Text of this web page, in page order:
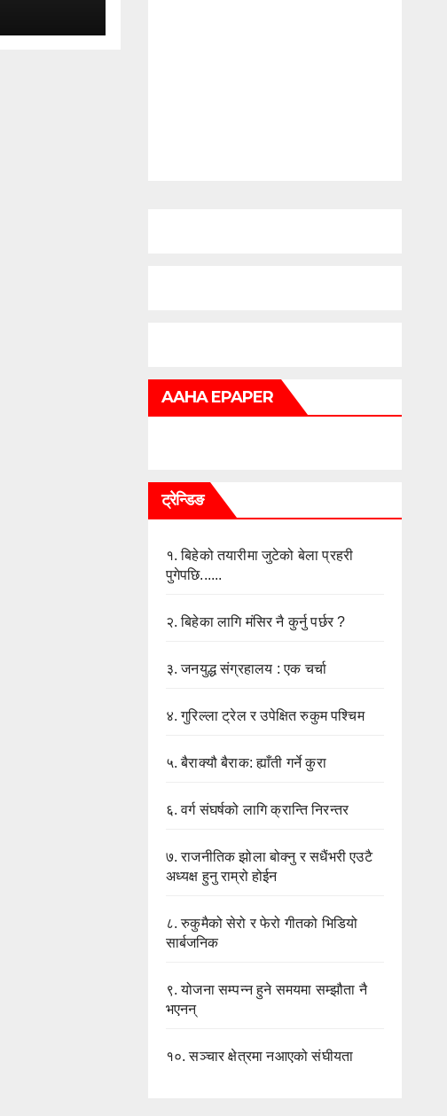
AAHA EPAPER
ट्रेन्डिङ
१.बिहेको तयारीमा जुटेको बेला प्रहरी
पुगेपछि......
२.बिहेका लागि मंसिर नै कुर्नु पर्छर ?
३.जनयुद्ध संग्रहालय : एक चर्चा
४.गुरिल्ला ट्रेल र उपेक्षित रुकुम पश्चिम
५.बैराक्यौ बैराक: ह्याँती गर्ने कुरा
६.वर्ग संघर्षको लागि क्रान्ति निरन्तर
७.राजनीतिक झोला बोक्नु र सधैंभरी एउटै
अध्यक्ष हुनु राम्रो होईन
८.रुकुमैको सेरो र फेरो गीतको भिडियो
सार्बजनिक
९.योजना सम्पन्न हुने समयमा सम्झौता नै
भएनन्
१०.सञ्चार क्षेत्रमा नआएको संघीयता